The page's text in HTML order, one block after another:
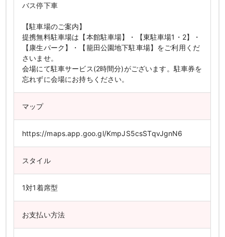
バス停下車
【駐車場のご案内】
提携無料駐車場は【本館駐車場】・【東駐車場1・2】・
【康生パーク】・【籠田公園地下駐車場】をご利用くだ
さいませ。
会場にて駐車サービス(2時間分)がございます。駐車券を
忘れずに会場にお持ちください。
マップ
https://maps.app.goo.gl/KmpJS5csSTqvJgnN6
スタイル
1対1着席型
お支払い方法